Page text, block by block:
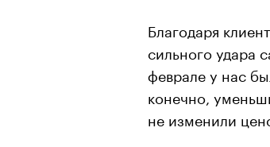
Благодаря
сильного удара
феврале у нас
конечно,
не изменили